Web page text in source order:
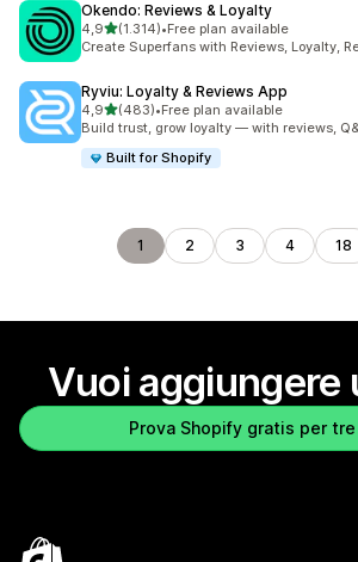
Okendo: Reviews & Loyalty
4,9stelle su 5
(1.314)
1314 recensioni totali
•Free plan available
Create Superfans with Reviews, Loyalty,
Ryviu: Loyalty & Reviews App
4,9stelle su 5
(483)
483 recensioni totali
•Free plan available
Build trust, grow loyalty — with reviews,
Built for Shopify
1 2 3 4 18
Vuoi aggiungere
Prova Shopify gratis per